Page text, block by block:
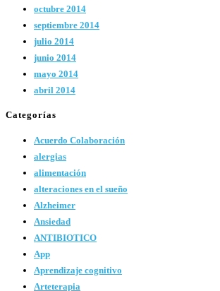
octubre 2014
septiembre 2014
julio 2014
junio 2014
mayo 2014
abril 2014
Categorías
Acuerdo Colaboración
alergias
alimentación
alteraciones en el sueño
Alzheimer
Ansiedad
ANTIBIOTICO
App
Aprendizaje cognitivo
Arteterapia